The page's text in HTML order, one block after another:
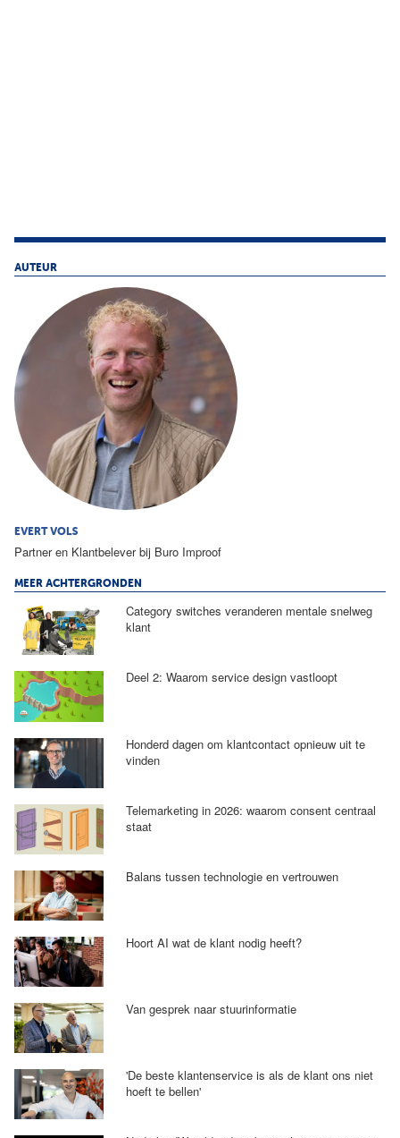
AUTEUR
EVERT VOLS
Partner en Klantbelever bij Buro Improof
MEER ACHTERGRONDEN
Category switches veranderen mentale snelweg
klant
Deel 2: Waarom service design vastloopt
Honderd dagen om klantcontact opnieuw uit te
vinden
Telemarketing in 2026: waarom consent centraal
staat
Balans tussen technologie en vertrouwen
Hoort AI wat de klant nodig heeft?
Van gesprek naar stuurinformatie
'De beste klantenservice is als de klant ons niet
hoeft te bellen'